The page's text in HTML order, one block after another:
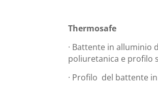
Thermosafe
· Battente in
poliuretanica e profilo
· Profilo del battente